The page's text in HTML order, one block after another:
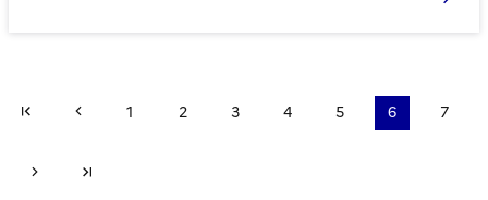
Première pagePage précédente
1 2 3 4 5 6 7
Page suivante